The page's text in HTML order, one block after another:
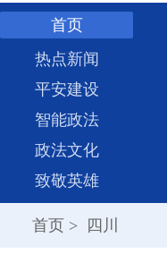
首页
热点新闻
平安建设
智能政法
政法文化
致敬英雄
首页 > 四川